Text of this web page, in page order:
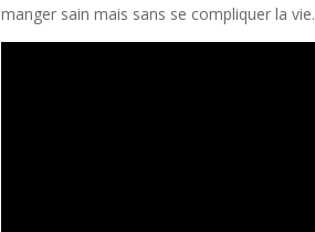
manger sain mais sans se compliquer la vie.